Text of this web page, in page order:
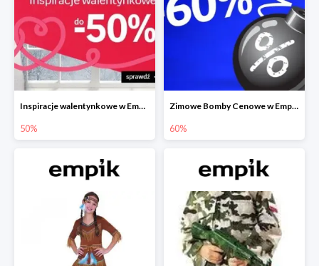
Inspiracje walentynkowe w Empiku do -50%
50%
Zimowe Bomby Cenowe w Empiku do -60%
60%